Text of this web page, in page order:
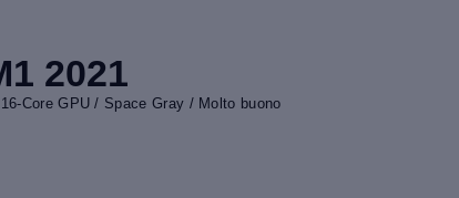
2021
Core GPU / Space Gray / Molto buono